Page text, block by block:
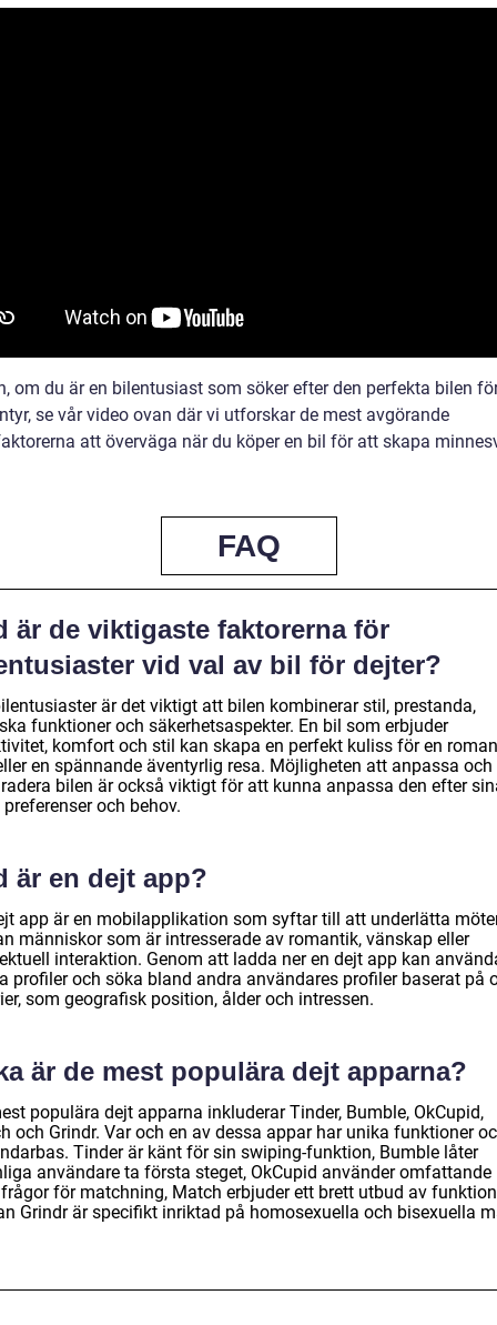
om du är en bilentusiast som söker efter den perfekta bilen
se vår video ovan där vi utforskar de mest avgörande
att överväga när du köper en bil för att skapa
FAQ
är de viktigaste faktorerna för
vid val av bil för dejter?
är det viktigt att bilen kombinerar stil, prestanda,
funktioner och säkerhetsaspekter. En bil som erbjuder
komfort och stil kan skapa en perfekt kuliss för en
en spännande äventyrlig resa. Möjligheten att anpassa och
bilen är också viktigt för att kunna anpassa den efter
och behov.
är en dejt app?
app är en mobilapplikation som syftar till att underlätta
människor som är intresserade av romantik, vänskap eller
interaktion. Genom att ladda ner en dejt app kan
profiler och söka bland andra användares profiler baserat på
som geografisk position, ålder och intressen.
är de mest populära dejt apparna?
populära dejt apparna inkluderar Tinder, Bumble, OkCupid,
och Grindr. Var och en av dessa appar har unika funktioner
Tinder är känt för sin swiping-funktion, Bumble låter
användare ta första steget, OkCupid använder omfattande
för matchning, Match erbjuder ett brett utbud av
Grindr är specifikt inriktad på homosexuella och bisexuella